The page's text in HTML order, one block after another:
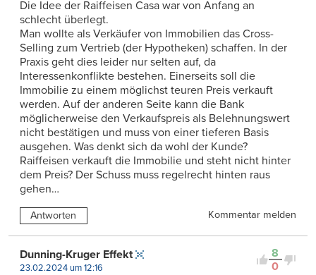
Die Idee der Raiffeisen Casa war von Anfang an
schlecht überlegt.
Man wollte als Verkäufer von Immobilien das Cross-
Selling zum Vertrieb (der Hypotheken) schaffen. In der
Praxis geht dies leider nur selten auf, da
Interessenkonflikte bestehen. Einerseits soll die
Immobilie zu einem möglichst teuren Preis verkauft
werden. Auf der anderen Seite kann die Bank
möglicherweise den Verkaufspreis als Belehnungswert
nicht bestätigen und muss von einer tieferen Basis
ausgehen. Was denkt sich da wohl der Kunde?
Raiffeisen verkauft die Immobilie und steht nicht hinter
dem Preis? Der Schuss muss regelrecht hinten raus
gehen…
Antworten Kommentar melden
8
0
Dunning-Kruger Effekt
23.02.2024 um 12:16